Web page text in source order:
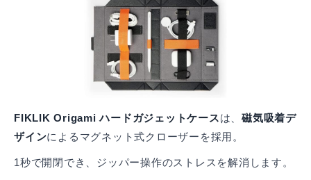
FIKLIK Origami ハードガジェットケースは、 磁気吸着デ
ザインによるマグネット式クローザーを採用。
1秒で開閉でき、ジッパー操作のストレスを解消します。